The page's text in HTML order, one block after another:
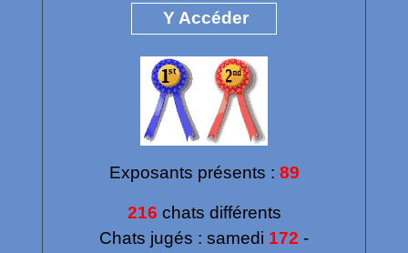
Y Accéder
Exposants présents : 89
216 chats différents
Chats jugés : samedi 172 -